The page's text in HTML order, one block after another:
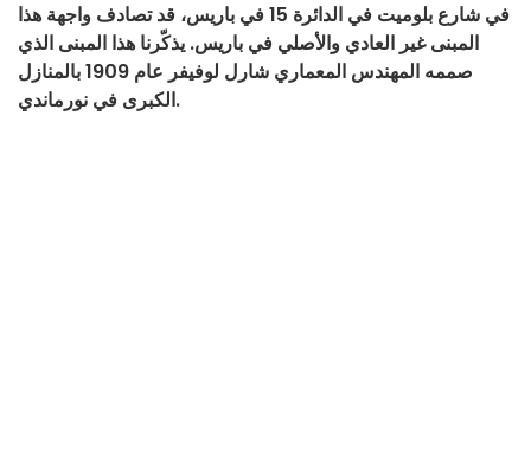
في شارع بلوميت في الدائرة 15 في باريس، قد تصادف واجهة هذا
المبنى غير العادي والأصلي في باريس. يذكّرنا هذا المبنى الذي
صممه المهندس المعماري شارل لوفيفر عام 1909 بالمنازل
الكبرى في نورماندي.